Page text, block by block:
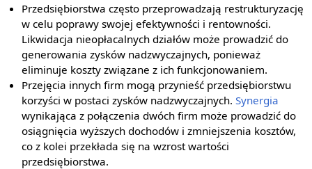
Przedsiębiorstwa często przeprowadzają restrukturyzację
w celu poprawy swojej efektywności i rentowności.
Likwidacja nieopłacalnych działów może prowadzić do
generowania zysków nadzwyczajnych, ponieważ
eliminuje koszty związane z ich funkcjonowaniem.
Przejęcia innych firm mogą przynieść przedsiębiorstwu
korzyści w postaci zysków nadzwyczajnych.Synergia
wynikająca z połączenia dwóch firm może prowadzić do
osiągnięcia wyższych dochodów i zmniejszenia kosztów,
co z kolei przekłada się na wzrost wartości
przedsiębiorstwa.